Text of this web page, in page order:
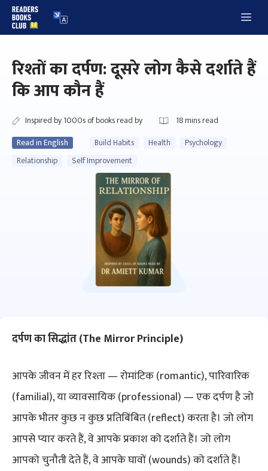
Skip
to
रिश्तों का दर्पण: दूसरे लोग कैसे दर्शाते हैं
कि आप कौन हैं
Inspired by 1000s of books read by 18mins read
Read in English
Build Habits Health
Psychology
Relationship
Self Improvement
दर्पण का सिद्धांत (The Mirror Principle)
आपके जीवन में हर रिश्ता — रोमांटिक (romantic), पारिवारिक
(familial), या व्यावसायिक (professional) — एक दर्पण है जो
आपके भीतर कुछ न कुछ प्रतिबिंबित (reflect) करता है। जो लोग
आपसे प्यार करते हैं, वे आपके प्रकाश को दर्शाते हैं। जो लोग
आपको चुनौती देते हैं, वे आपके घावों (wounds) को दर्शाते हैं।